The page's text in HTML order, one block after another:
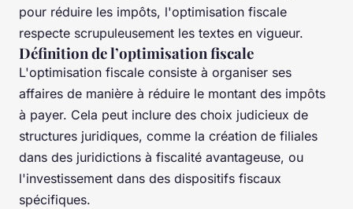
pour réduire les impôts, l'optimisation fiscale
respecte scrupuleusement les textes en vigueur.
Définition de l’optimisation fiscale
L'optimisation fiscale consiste à organiser ses
affaires de manière à réduire le montant des impôts
à payer. Cela peut inclure des choix judicieux de
structures juridiques, comme la création de filiales
dans des juridictions à fiscalité avantageuse, ou
l'investissement dans des dispositifs fiscaux
spécifiques.